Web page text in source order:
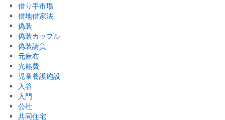
借り手市場
借地借家法
偽装
偽装カップル
偽装請負
元麻布
光熱費
児童養護施設
入谷
入門
公社
共同住宅